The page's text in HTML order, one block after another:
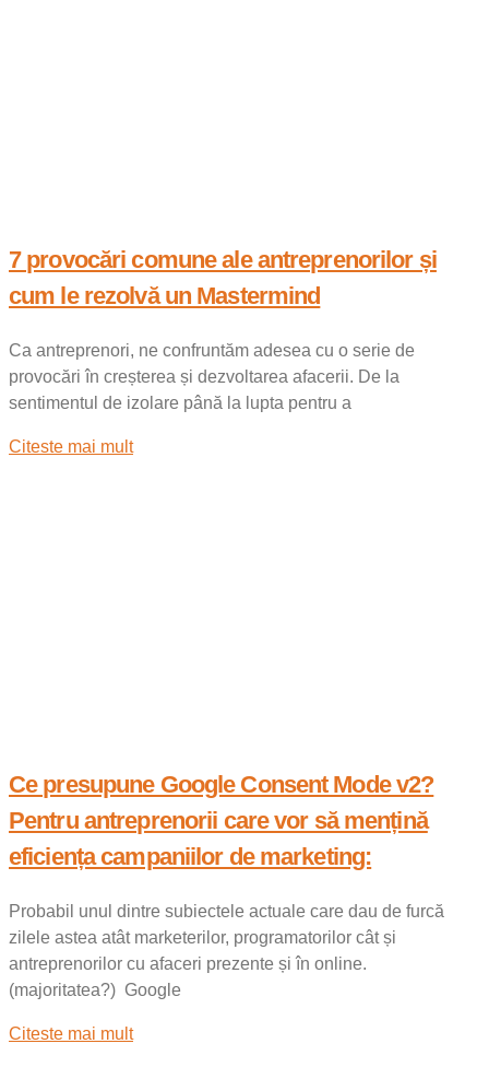
7 provocări comune ale antreprenorilor și
cum le rezolvă un Mastermind
Ca antreprenori, ne confruntăm adesea cu o serie de
provocări în creșterea și dezvoltarea afacerii. De la
sentimentul de izolare până la lupta pentru a
Citeste mai mult
Ce presupune Google Consent Mode v2?
Pentru antreprenorii care vor să mențină
eficiența campaniilor de marketing:
Probabil unul dintre subiectele actuale care dau de furcă
zilele astea atât marketerilor, programatorilor cât și
antreprenorilor cu afaceri prezente și în online.
(majoritatea?) Google
Citeste mai mult